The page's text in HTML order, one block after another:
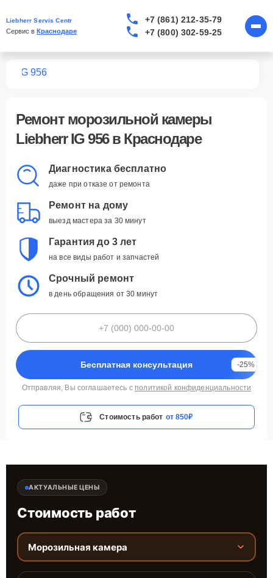
Liebherr Servis Centr
Сервис в Краснодаре
+7 (861) 212-35-79
+7 (800) 302-59-25
IG 956
Ремонт морозильной камеры
Liebherr IG 956в Краснодаре
Диагностика бесплатно
даже при отказе от ремонта
Ремонт на дому
выезд мастера за 30 минут
Гарантия до 3 лет
на все виды работ и запчастей
Срочный ремонт
в день обращения от 30 минут
Бесплатная консультация -25%
Отправляя, Вы соглашаетесь с политикой конфиденциальности
Стоимость работ от 850₽
АКТУАЛЬНЫЕ ЦЕНЫ
Стоимость работ
Морозильная камера